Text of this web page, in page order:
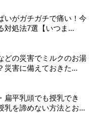
いがガチガチで痛い！今
対処法7選【いつま...
どの災害でミルクのお湯
災害に備えておきた...
扁平乳頭でも授乳でき
乳を諦めない方法とお...